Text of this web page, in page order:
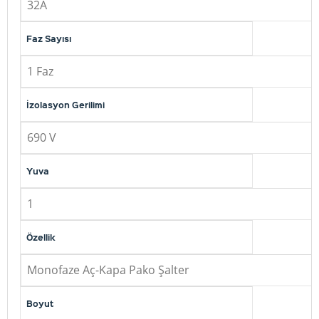
32A
Faz Sayısı
1 Faz
İzolasyon Gerilimi
690 V
Yuva
1
Özellik
Monofaze Aç-Kapa Pako Şalter
Boyut